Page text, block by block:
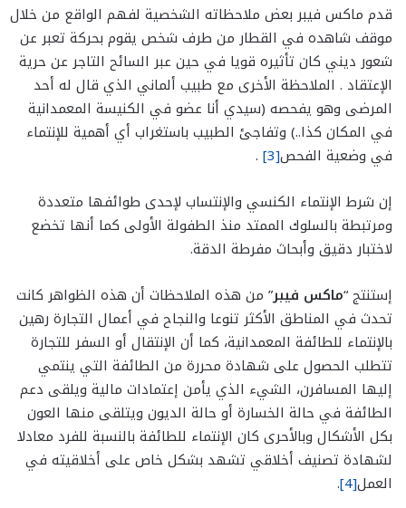
قدم ماكس فيبر بعض ملاحظاته الشخصية لفهم الواقع من خلال
موقف شاهده في القطار من طرف شخص يقوم بحركة تعبر عن
شعور ديني كان تأثيره قويا في حين عبر السائح التاجر عن حرية
الإعتقاد . الملاحظة الأخرى مع طبيب ألماني الذي قال له أحد
المرضى وهو يفحصه (سيدي أنا عضو في الكنيسة المعمدانية
في المكان كذا..) وتفاجئ الطبيب باستغراب أي أهمية للإنتماء
في وضعية الفحص[3]
.
إن شرط الإنتماء الكنسي والإنتساب لإحدى طوائفها متعددة
ومرتبطة بالسلوك الممتد منذ الطفولة الأولى كما أنها تخضع
لاختبار دقيق وأبحاث مفرطة الدقة.
إستنتج “ماكس فيبر” من هذه الملاحظات أن هذه الظواهر كانت
تحدث في المناطق الأكثر تنوعا والنجاح في أعمال التجارة رهين
بالإنتماء للطائفة المعمدانية، كما أن الإنتقال أو السفر للتجارة
تتطلب الحصول على شهادة محررة من الطائفة التي ينتمي
إليها المسافرن، الشيء الذي يأمن إعتمادات مالية ويلقى دعم
الطائفة في حالة الخسارة أو حالة الديون ويتلقى منها العون
بكل الأشكال وبالأحرى كان الإنتماء للطائفة بالنسبة للفرد معادلا
لشهادة تصنيف أخلاقي تشهد بشكل خاص على أخلاقيته في
العمل[4]
.